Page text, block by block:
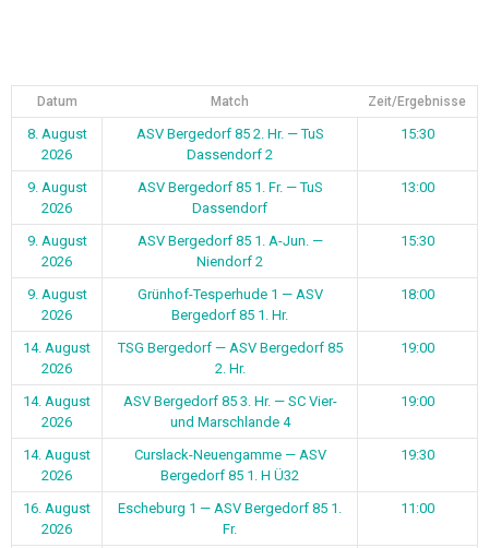
Datum Match Zeit/Ergebnisse
8. August
2026
ASV Bergedorf 85 2. Hr. — TuS
Dassendorf 2
15:30
9. August
2026
ASV Bergedorf 85 1. Fr. — TuS
Dassendorf
13:00
9. August
2026
ASV Bergedorf 85 1. A-Jun. —
Niendorf 2
15:30
9. August
2026
Grünhof-Tesperhude 1 — ASV
Bergedorf 85 1. Hr.
18:00
14. August
2026
TSG Bergedorf — ASV Bergedorf 85
2. Hr.
19:00
14. August
2026
ASV Bergedorf 85 3. Hr. — SC Vier-
und Marschlande 4
19:00
14. August
2026
Curslack-Neuengamme — ASV
Bergedorf 85 1. H Ü32
19:30
16. August
2026
Escheburg 1 — ASV Bergedorf 85 1.
Fr.
11:00